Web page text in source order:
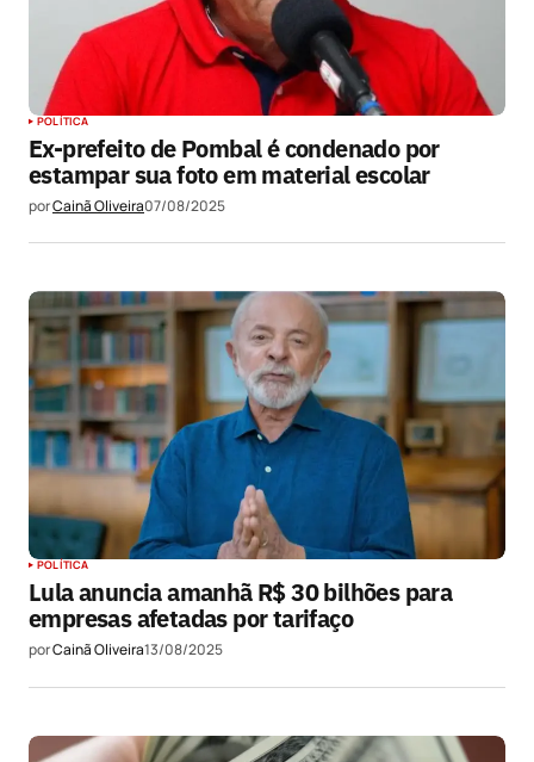
POLÍTICA
Ex-prefeito de Pombal é condenado por
estampar sua foto em material escolar
porCainã Oliveira07/08/2025
POLÍTICA
Lula anuncia amanhã R$ 30 bilhões para
empresas afetadas por tarifaço
porCainã Oliveira13/08/2025